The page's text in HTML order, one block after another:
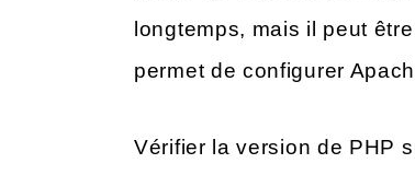
longtemps, mais il peut
permet de configurer
Vérifier la version de PHP